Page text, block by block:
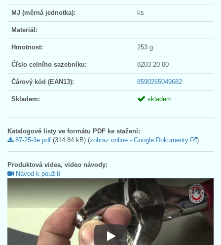
MJ (měrná jednotka): ks
Materiál:
Hmotnost: 253 g
Číslo celního sazebníku: 8203 20 00
Čárový kód (EAN13): 8590265049682
Skladem: skladem
Katalogové listy ve formátu PDF ke stažení:
87-25-3e.pdf (314.84 kB) (zobraz online - Google Dokumenty )
Produktová videa, video návody:
Návod k použití
Návod k použití